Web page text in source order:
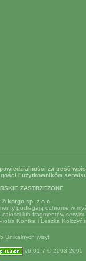
za treść
i użytkowników
ZASTRZEŻONE
korgo sp. z o.o.
podlegają ochronie w
lub fragmentów
Kontka i Leszka
Unikalnych wizyt
v6.01.7 © 2003-2005